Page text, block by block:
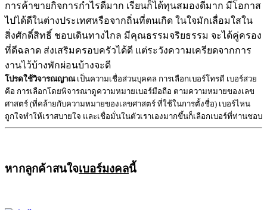
การค้าขายกิจการกำไรดีมาก เรียนก็ได้ทุนสมองดีมาก มีโอกาส
ไปได้ดีในต่างประเทศหรือจากถิ่นที่ตนเกิด ในใจมักเลื่อมใสใน
สิ่งศักดิ์สิทธิ์ ชอบเดินทางไกล มีคุณธรรมจริยธรรม จะได้คู่ครอง
ที่ดีฉลาด ส่งเสริมครอบครัวได้ดี แต่ระวังความเครียดจากการ
งานไว้บ้างพักผ่อนบ้างจะดี
โปรดใช้วิจารณญาณเป็นความเชื่อส่วนบุคคล การเลือกเบอร์โทรดี เบอร์สวย
คือ การเลือกโดยพิจารณาดูความหมายเบอร์มือถือ ตามความหมายของเลข
ศาสตร์ (ที่คล้ายกับความหมายของเลขศาสตร์ ที่ใช้ในการตั้งชื่อ) เบอร์ไหน
ถูกใจทำให้เราสบายใจ และเชื่อมั่นในตัวเราเองมากขึ้นก็เลือกเบอร์ที่ท่านชอบ
หากลูกค้าสนใจเบอร์มงคลนี้